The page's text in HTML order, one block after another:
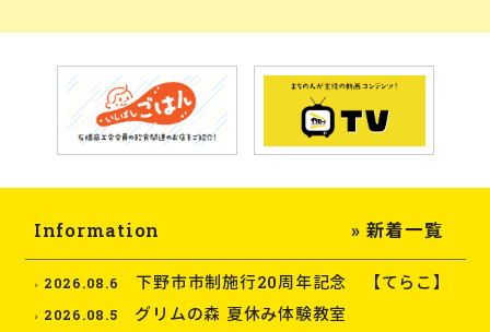
Information » 新着一覧
2026.08.6 下野市市制施行20周年記念 【てらこ】
2026.08.5 グリムの森 夏休み体験教室